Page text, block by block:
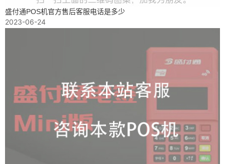
盛付通POS机官方售后客服电话是多少
2023-06-24